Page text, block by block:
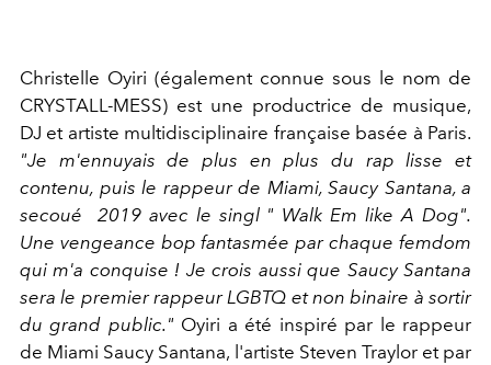
Christelle Oyiri (également connue sous le nom de
CRYSTALL-MESS) est une productrice de musique,
DJ et artiste multidisciplinaire française basée à Paris.
"Je m'ennuyais de plus en plus du rap lisse et
contenu, puis le rappeur de Miami, Saucy Santana, a
secoué 2019 avec le singl " Walk Em like A Dog".
Une vengeance bop fantasmée par chaque femdom
qui m'a conquise ! Je crois aussi que Saucy Santana
sera le premier rappeur LGBTQ et non binaire à sortir
du grand public." Oyiri a été inspiré par le rappeur
de Miami Saucy Santana, l'artiste Steven Traylor et par